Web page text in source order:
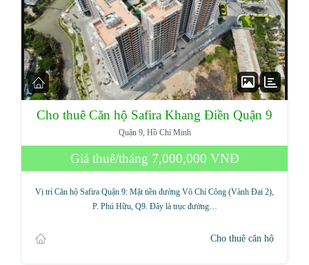
Cho thuê Căn hộ Safira Khang Điền Quận 9
Quận 9, Hồ Chí Minh
Giá thuê/tháng 7,000,000 VNĐ
Vị trí Căn hộ Safira Quận 9: Mặt tiền đường Võ Chí Công (Vành Đai 2),
P. Phú Hữu, Q9. Đây là trục đường…
Cho thuê căn hộ